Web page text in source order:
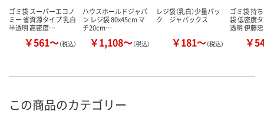
ゴミ袋 スーパーエコノ
ミー 省資源タイプ 乳白
半透明 高密度…
￥561～（税込）
ハウスホールドジャパ
ン レジ袋 80x45cm マ
チ20cm…
￥1,108～（税込）
レジ袋（乳白）少量パッ
ク ジャパックス
￥181～（税込）
ゴミ袋 持
袋 低密度
透明 伊藤
￥
この商品のカテゴリー